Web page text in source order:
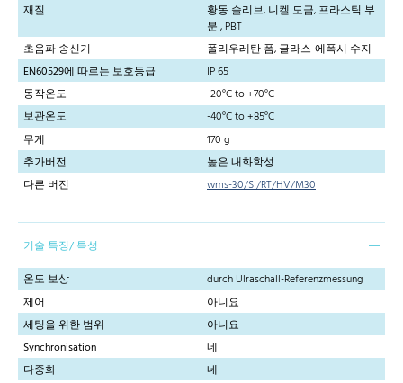
재질
황동 슬리브, 니켈 도금, 프라스틱 부
분 , PBT
초음파 송신기
폴리우레탄 폼, 글라스-에폭시 수지
EN60529에 따르는 보호등급
IP 65
동작온도
-20°C to +70°C
보관온도
-40°C to +85°C
무게
170 g
추가버전
높은 내화학성
다른 버전
wms-30/SI/RT/HV/M30
기술 특징/ 특성
온도 보상
durch Ulraschall-Referenzmessung
제어
아니요
세팅을 위한 범위
아니요
Synchronisation
네
다중화
네